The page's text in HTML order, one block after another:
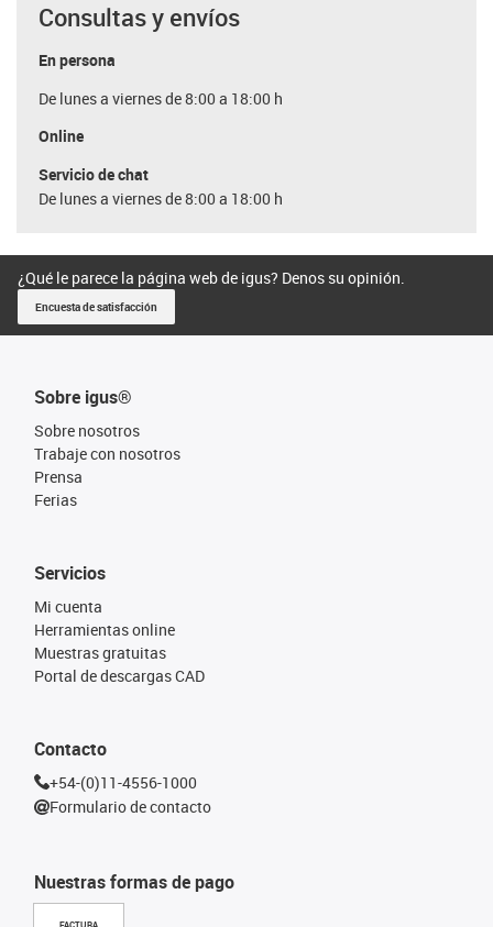
Consultas y envíos
En persona
De lunes a viernes de 8:00 a 18:00 h
Online
Servicio de chat
De lunes a viernes de 8:00 a 18:00 h
¿Qué le parece la página web de igus? Denos su opinión.
Encuesta de satisfacción
Sobre igus®
Sobre nosotros
Trabaje con nosotros
Prensa
Ferias
Nuestras formas de pago
FACTURA
Servicios
Mi cuenta
Herramientas online
Muestras gratuitas
Portal de descargas CAD
Contacto
+54-(0)11-4556-1000
Formulario de contacto